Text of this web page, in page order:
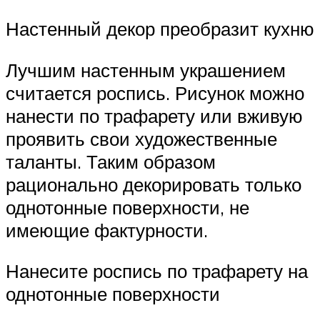
Настенный декор преобразит кухню
Лучшим настенным украшением
считается роспись. Рисунок можно
нанести по трафарету или вживую
проявить свои художественные
таланты. Таким образом
рационально декорировать только
однотонные поверхности, не
имеющие фактурности.
Нанесите роспись по трафарету на
однотонные поверхности